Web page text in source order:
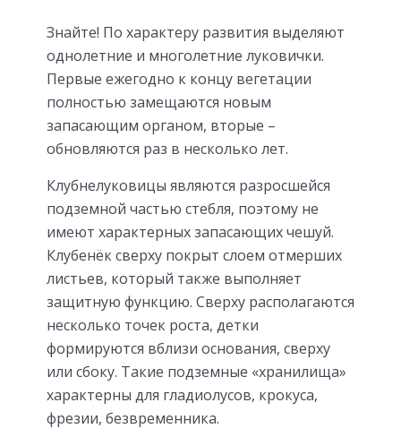
Знайте! По характеру развития выделяют
однолетние и многолетние луковички.
Первые ежегодно к концу вегетации
полностью замещаются новым
запасающим органом, вторые –
обновляются раз в несколько лет.
Клубнелуковицы являются разросшейся
подземной частью стебля, поэтому не
имеют характерных запасающих чешуй.
Клубенёк сверху покрыт слоем отмерших
листьев, который также выполняет
защитную функцию. Сверху располагаются
несколько точек роста, детки
формируются вблизи основания, сверху
или сбоку. Такие подземные «хранилища»
характерны для гладиолусов, крокуса,
фрезии, безвременника.